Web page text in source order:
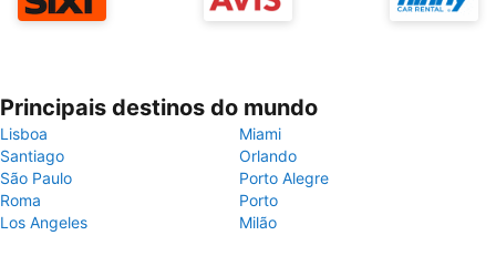
Principais destinos do mundo
Lisboa
Miami
Santiago
Orlando
São Paulo
Porto Alegre
Roma
Porto
Los Angeles
Milão